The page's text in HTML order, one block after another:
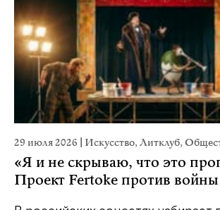
29 июля 2026 Искусство,Литклуб,
«Я и не скрываю, что это
Проект Fertoke против войны